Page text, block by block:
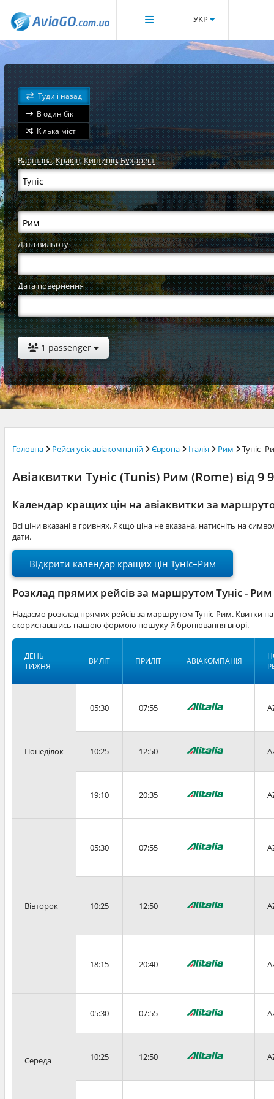
УКР
Туди і назад
В один бік
Кілька міст
Варшава,Краків,Кишинів,Бухарест
Дата вильоту
Дата повернення
1 passenger
Головна Рейси усіх авіакомпаній Європа Італія Рим
Авіаквитки Туніс (Tunis) Рим (Rome) від 9
Календар кращих цін на авіаквитки за
Всі ціни вказані в гривнях. Якщо ціна не вказана, натисніть на
дати.
Відкрити календар кращих цін Туніс–Рим
Розклад прямих рейсів за маршрутом Туніс - Рим
Надаємо розклад прямих рейсів за маршрутом Туніс-Рим. Квитки
скориставшись нашою формою пошуку й бронювання вгорі.
ДЕНЬ
ТИЖНЯ
ВИЛІТ ПРИЛІТ АВІАКОМПАНІЯ
Понеділок
05:30 07:55
10:25 12:50
19:10 20:35
Вівторок
05:30 07:55
10:25 12:50
18:15 20:40
Середа
05:30 07:55
10:25 12:50